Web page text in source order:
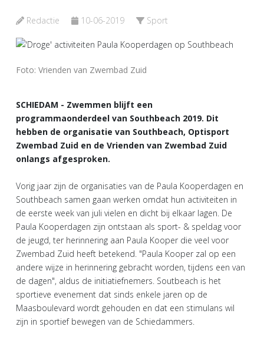
Redactie 10-06-2019 Sport
Foto: Vrienden van Zwembad Zuid
SCHIEDAM - Zwemmen blijft een
programmaonderdeel van Southbeach 2019. Dit
hebben de organisatie van Southbeach, Optisport
Zwembad Zuid en de Vrienden van Zwembad Zuid
onlangs afgesproken.
Vorig jaar zijn de organisaties van de Paula Kooperdagen en
Southbeach samen gaan werken omdat hun activiteiten in
de eerste week van juli vielen en dicht bij elkaar lagen. De
Paula Kooperdagen zijn ontstaan als sport- & speldag voor
de jeugd, ter herinnering aan Paula Kooper die veel voor
Zwembad Zuid heeft betekend. "Paula Kooper zal op een
andere wijze in herinnering gebracht worden, tijdens een van
de dagen", aldus de initiatiefnemers. Soutbeach is het
sportieve evenement dat sinds enkele jaren op de
Maasboulevard wordt gehouden en dat een stimulans wil
zijn in sportief bewegen van de Schiedammers.